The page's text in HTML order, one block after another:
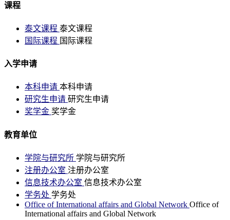
课程
泰文课程 泰文课程
国际课程 国际课程
入学申请
本科申请 本科申请
研究生申请 研究生申请
奖学金 奖学金
教育单位
学院与研究所 学院与研究所
注册办公室 注册办公室
信息技术办公室 信息技术办公室
学务处 学务处
Office of International affairs and Global Network Office of
International affairs and Global Network